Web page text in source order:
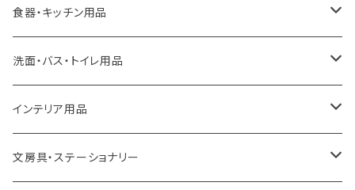
ideaco
a.depeche
ROOTOTE
100percent
エコバッグ
アクセサリー
トートバッグ
保冷バッグ
食器・キッチン用品
キッチンラック
キッチンペーパーホルダー
食器・テーブルウェア
洗面・バス・トイレ用品
洗面用品
掃除・洗濯用品
インテリア用品
アイロン台
文房具・ステーショナリー